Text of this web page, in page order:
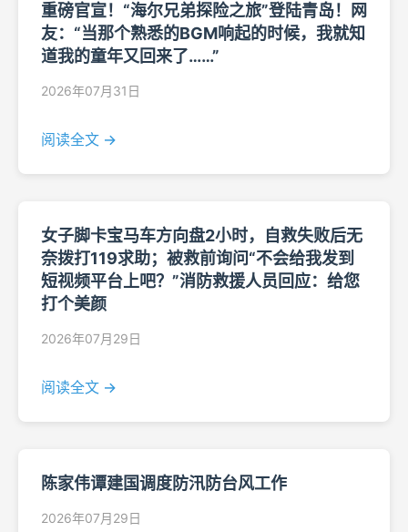
重磅官宣！“海尔兄弟探险之旅”登陆青岛！网
友：“当那个熟悉的BGM响起的时候，我就知
道我的童年又回来了……”
2026年07月31日
阅读全文 →
女子脚卡宝马车方向盘2小时，自救失败后无
奈拨打119求助；被救前询问“不会给我发到
短视频平台上吧？”消防救援人员回应：给您
打个美颜
2026年07月29日
阅读全文 →
陈家伟谭建国调度防汛防台风工作
2026年07月29日